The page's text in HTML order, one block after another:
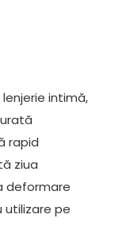
intimă,
rapid
ziua
deformare
utilizare pe